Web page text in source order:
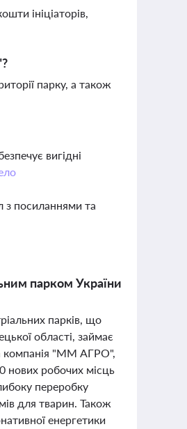
ініціаторів,
парку, а також
вигідні
з посиланнями та
парком України
парків, що
області, займає
компанія "ММ АГРО",
нових робочих місць
переробку
для тварин. Також
енергетики